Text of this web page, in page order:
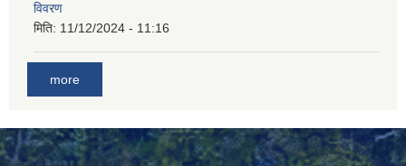
विवरण
मिति: 11/12/2024 - 11:16
more